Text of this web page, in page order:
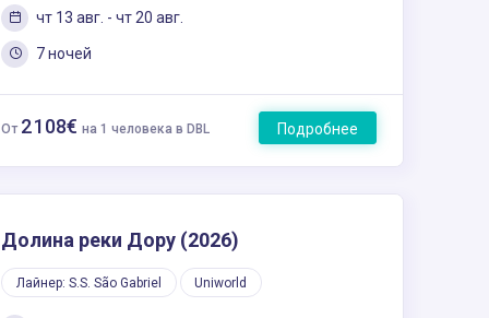
чт 13 авг. - чт 20 авг.
7 ночей
От 2 108€ на 1 человека в DBL Подробнее
Долина реки Дору (2026)
Лайнер: S.S. São Gabriel Uniworld